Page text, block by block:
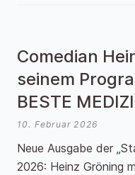
Comedian
seinem
BESTE
10. Februar 2026
Neue Ausgabe der
2026: Heinz Gröning